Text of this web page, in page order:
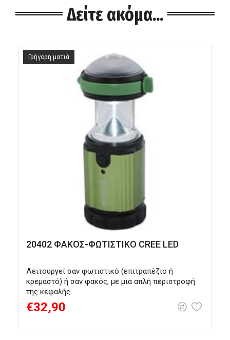
Δείτε ακόμα...
20402 ΦΑΚΟΣ-ΦΩΤΙΣΤΙΚΟ CREE LED
Λειτουργεί σαν φωτιστικό (επιτραπέζιο ή
κρεμαστό) ή σαν φακός, με μια απλή περιστροφή
της κεφαλής.
€32,90
Γρήγορη ματιά